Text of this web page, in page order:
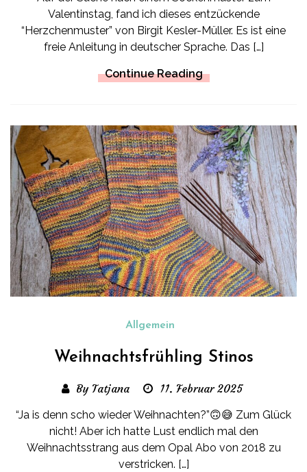
Valentinstag, fand ich dieses entzückende
“Herzchenmuster” von Birgit Kesler-Müller. Es ist eine
freie Anleitung in deutscher Sprache. Das […]
Continue Reading
Allgemein
Weihnachtsfrühling Stinos
By Tatjana 11. Februar 2025
“Ja is denn scho wieder Weihnachten?”🙃😅 Zum Glück
nicht! Aber ich hatte Lust endlich mal den
Weihnachtsstrang aus dem Opal Abo von 2018 zu
verstricken. […]